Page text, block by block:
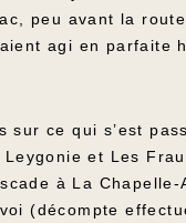
peu avant la
agi en parfaite
sur ce qui s’est
et Les
à La
(décompte